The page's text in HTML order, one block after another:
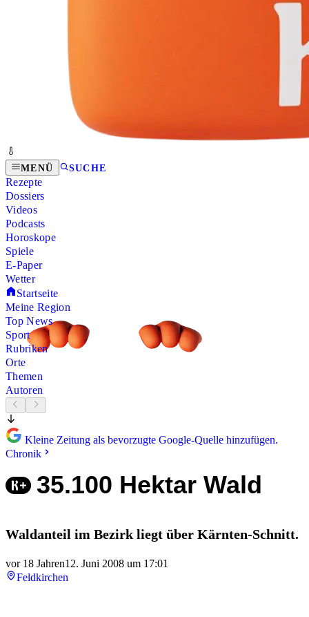
MENÜ SUCHE
Rezepte
Dossiers
Videos
Podcasts
Horoskope
Spiele
E-Paper
Wetter
Startseite
Meine Region
Top News
Sport
Rubriken
Orte
Themen
Autoren
Kleine Zeitung als bevorzugte Google-Quelle hinzufügen.
Chronik
35.100 Hektar Wald
Waldanteil im Bezirk liegt über Kärnten-Schnitt.
vor 18 Jahren12. Juni 2008 um 17:01
Feldkirchen